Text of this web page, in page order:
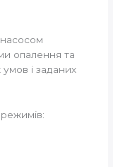
опалення та
і заданих